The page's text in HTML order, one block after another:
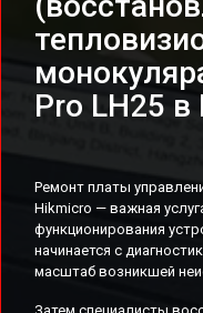
Pro LH25
Ремонт платы
Hikmicro — важная
функционирования
начинается с
масштаб возникшей